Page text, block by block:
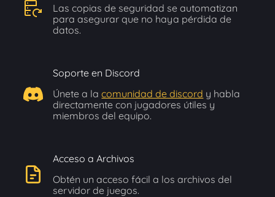
Las copias de seguridad se automatizan
para asegurar que no haya pérdida de
datos.
Soporte en Discord
Únete a lacomunidad de discord y habla
directamente con jugadores útiles y
miembros del equipo.
Acceso a Archivos
Obtén un acceso fácil a los archivos del
servidor de juegos.